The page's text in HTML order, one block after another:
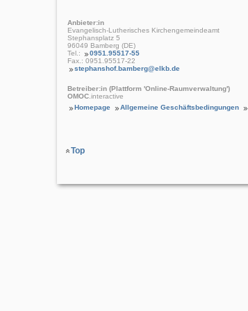
Anbieter:in
Evangelisch-Lutherisches Kirchengemeindeamt
Stephansplatz 5
96049 Bamberg (DE)
Tel.:
0951.95517-55
Fax.: 0951.95517-22
stephanshof.bamberg@elkb.de
Betreiber:in (Plattform 'Online-Raumverwaltung')
OMOC .interactive
Homepage
Allgemeine Geschäftsbedingungen
Top